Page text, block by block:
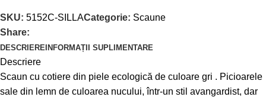
SKU: 5152C-SILLACategorie: Scaune
Share:
DESCRIERE INFORMAȚII SUPLIMENTARE
Descriere
Scaun cu cotiere din piele ecologică de culoare gri . Picioarele
sale din lemn de culoarea nucului, într-un stil avangardist, dar